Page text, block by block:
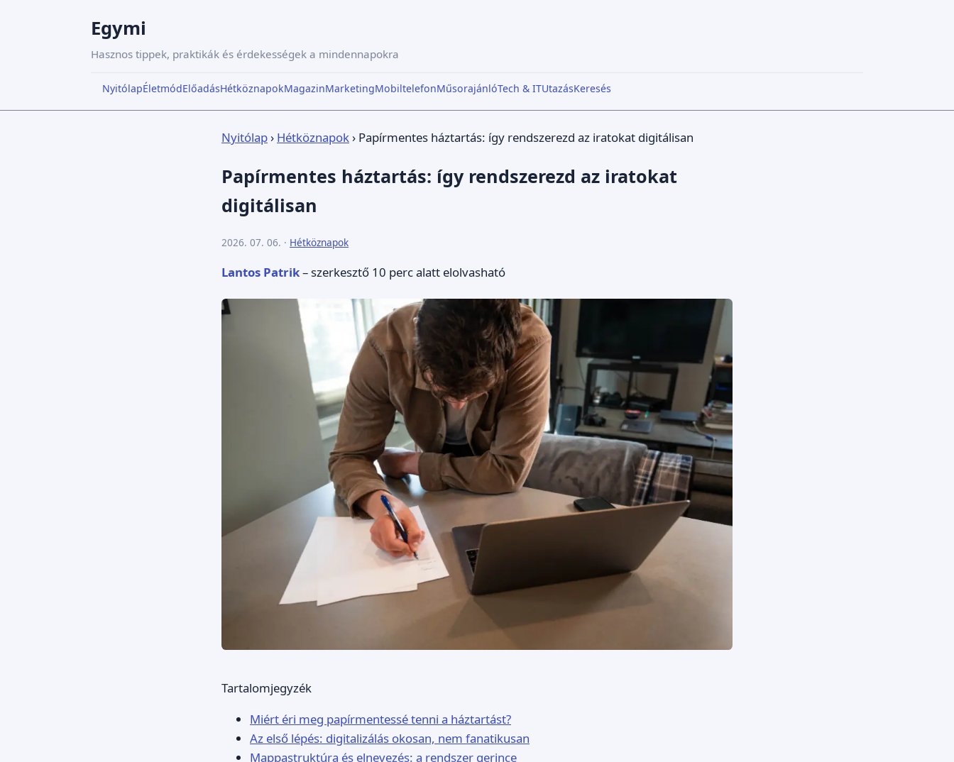
Egymi
Hasznos tippek, praktikák és érdekességek a mindennapokra
NyitólapÉletmódElőadásHétköznapokMagazinMarketingMobiltelefonMűsorajánlóTech & ITUtazásKeresés
Nyitólap› Hétköznapok› Papírmentes háztartás: így rendszerezd az iratokat digitálisan
Papírmentes háztartás: így rendszerezd az iratokat
digitálisan
2026. 07. 06. · Hétköznapok
Lantos Patrik– szerkesztő 10 perc alatt elolvasható
Tartalomjegyzék
Miért éri meg papírmentessé tenni a háztartást?
Az első lépés: digitalizálás okosan, nem fanatikusan
Mappastruktúra és elnevezés: a rendszer gerince